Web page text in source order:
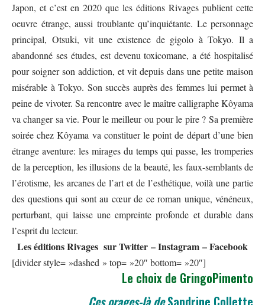
Japon, et c’est en 2020 que les éditions Rivages publient cette
oeuvre étrange, aussi troublante qu’inquiétante. Le personnage
principal, Otsuki, vit une existence de gigolo à Tokyo. Il a
abandonné ses études, est devenu toxicomane, a été hospitalisé
pour soigner son addiction, et vit depuis dans une petite maison
misérable à Tokyo. Son succès auprès des femmes lui permet à
peine de vivoter. Sa rencontre avec le maître calligraphe Kôyama
va changer sa vie. Pour le meilleur ou pour le pire ? Sa première
soirée chez Kôyama va constituer le point de départ d’une bien
étrange aventure: les mirages du temps qui passe, les tromperies
de la perception, les illusions de la beauté, les faux-semblants de
l’érotisme, les arcanes de l’art et de l’esthétique, voilà une partie
des questions qui sont au cœur de ce roman unique, vénéneux,
perturbant, qui laisse une empreinte profonde et durable dans
l’esprit du lecteur.
Les éditionsRivages surTwitter –Instagram –Facebook
[divider style= »dashed » top= »20″ bottom= »20″]
Le choix de GringoPimento